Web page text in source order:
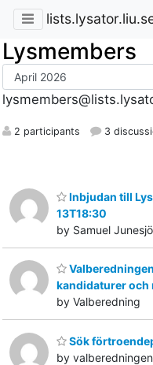
Lysmembers
2 participants 3
Inbjudan till
13T18:30
by Samuel Junesjö
kandidaturer och
by Valberedning
Sök
by valberedningen